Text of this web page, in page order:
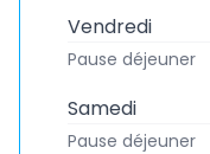
Vendredi
Pause déjeuner
Samedi
Pause déjeuner